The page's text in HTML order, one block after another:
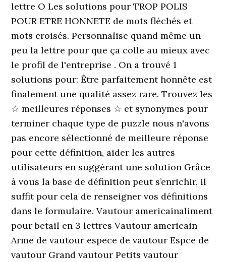
lettre O Les solutions pour TROP POLIS
POUR ETRE HONNETE de mots fléchés et
mots croisés. Personnalise quand même un
peu la lettre pour que ça colle au mieux avec
le profil de l'entreprise . On a trouvé 1
solutions pour: Être parfaitement honnête est
finalement une qualité assez rare. Trouvez les
☆ meilleures réponses ☆ et synonymes pour
terminer chaque type de puzzle nous n'avons
pas encore sélectionné de meilleure réponse
pour cette définition, aider les autres
utilisateurs en suggérant une solution Grâce
à vous la base de définition peut s’enrichir, il
suffit pour cela de renseigner vos définitions
dans le formulaire. Vautour americainaliment
pour betail en 3 lettres Vautour americain
Arme de vautour espece de vautour Espce de
vautour Grand vautour Petits vautour